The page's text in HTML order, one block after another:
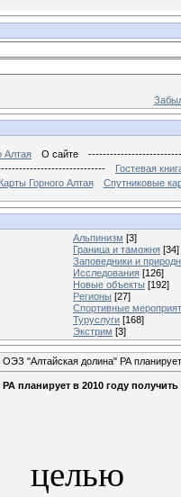
Алтая О сайте
Гостевая
Карты Горного Алтая Спутниковые
Альпинизм [3]
Граница и таможня [34]
Заповедники и
Исследования [126]
Новые объекты [192]
Регионы [27]
Спортивные
Туруслуги [168]
Экстрим [3]
ОЭЗ "Алтайская долина" РА
планирует в 2010 году